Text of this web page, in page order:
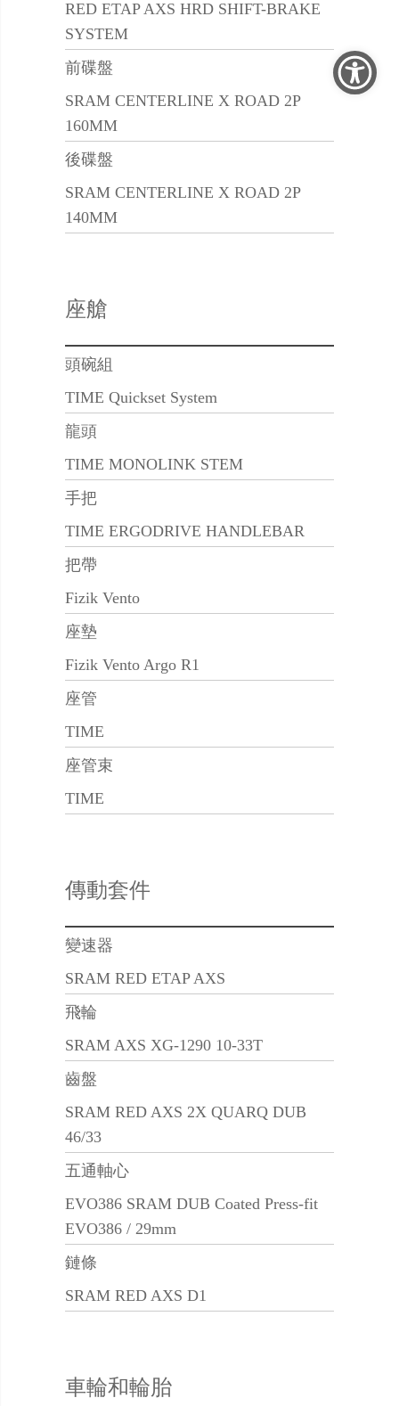
RED ETAP AXS HRD SHIFT-BRAKE
SYSTEM
前碟盤
SRAM CENTERLINE X ROAD 2P
160MM
後碟盤
SRAM CENTERLINE X ROAD 2P
140MM
座艙
頭碗組
TIME Quickset System
龍頭
TIME MONOLINK STEM
手把
TIME ERGODRIVE HANDLEBAR
把帶
Fizik Vento
座墊
Fizik Vento Argo R1
座管
TIME
座管束
TIME
傳動套件
變速器
SRAM RED ETAP AXS
飛輪
SRAM AXS XG-1290 10-33T
齒盤
SRAM RED AXS 2X QUARQ DUB
46/33
五通軸心
EVO386 SRAM DUB Coated Press-fit
EVO386 / 29mm
鏈條
SRAM RED AXS D1
車輪和輪胎